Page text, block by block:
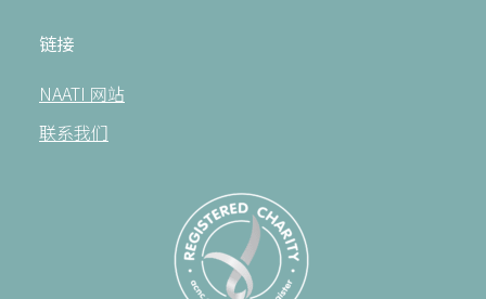
链接
NAATI 网站
联系我们